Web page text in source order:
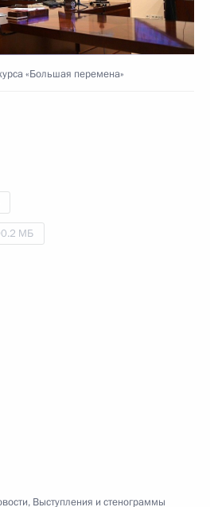
«Большая перемена»
МБ
, Выступления и стенограммы